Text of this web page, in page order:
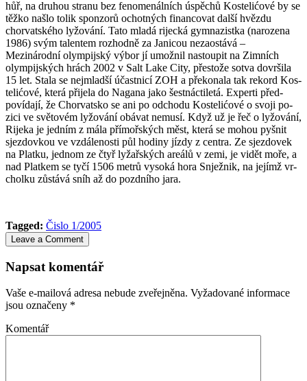
hůř, na druhou stranu bez fenomenálních úspěchů Kostelićové by se
těžko našlo tolik sponzorů ochotných financovat další hvězdu
chorvatského lyžování. Tato mladá rijecká gymnazistka (narozena
1986) svým talentem rozhodně za Janicou nezaos­tává –
Mezinárodní olympijský výbor jí umožnil nastoupit na Zimních
olympijských hrách 2002 v Salt Lake City, přestože sotva do­vr­šila
15 let. Stala se nej­mladší účastnicí ZOH a překonala tak re­kord Kos­
telićové, která přijela do Na­­gana jako šestnácti­letá. Experti před­
povídají, že Chor­vatsko se ani po od­chodu Kostelićové o svoji po­
zici ve světovém lyžování obávat nemusí. Když už je řeč o lyžování,
Rijeka je jed­­ním z mála přímořských měst, která se mohou pyšnit
sjezdovkou ve vzdá­le­nosti půl ho­diny jízdy z centra. Ze sjezdovek
na Platku, jednom ze čtyř lyžařských areálů v zemi, je vidět moře, a
nad Platkem se tyčí 1506 metrů vysoká hora Snježnik, na jejímž vr­
cholku zůstává sníh až do pozdního jara.
Tagged: Čislo 1/2005
Leave a Comment
Napsat komentář
Vaše e-mailová adresa nebude zveřejněna. Vyžadované informace
jsou označeny *
Komentář